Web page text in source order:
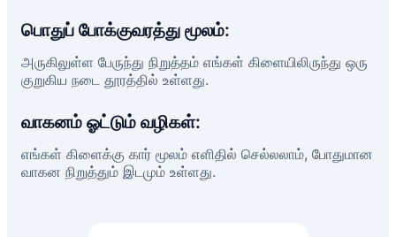
பொதுப் போக்குவரத்து மூலம்:
அருகிலுள்ள பேருந்து நிறுத்தம் எங்கள் கிளையிலிருந்து ஒரு
குறுகிய நடை தூரத்தில் உள்ளது.
வாகனம் ஓட்டும் வழிகள்:
எங்கள் கிளைக்கு கார் மூலம் எளிதில் செல்லலாம், போதுமான
வாகன நிறுத்தும் இடமும் உள்ளது.